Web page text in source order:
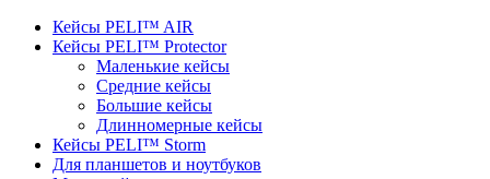
Кейсы PELI™ AIR
Кейсы PELI™ Protector
Маленькие кейсы
Средние кейсы
Большие кейсы
Длинномерные кейсы
Кейсы PELI™ Storm
Для планшетов и ноутбуков